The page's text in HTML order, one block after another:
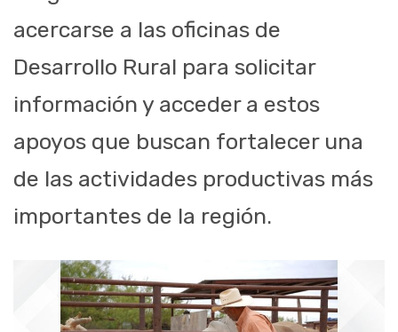
acercarse a las oficinas de
Desarrollo Rural para solicitar
información y acceder a estos
apoyos que buscan fortalecer una
de las actividades productivas más
importantes de la región.